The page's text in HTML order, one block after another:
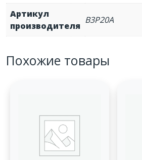
Артикул
производителя
B3P20A
Похожие товары